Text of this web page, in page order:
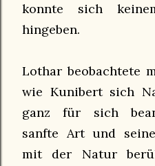
konnte sich
hingeben.
Lothar beobachtete
wie Kunibert sich
ganz für sich
sanfte Art und
mit der Natur